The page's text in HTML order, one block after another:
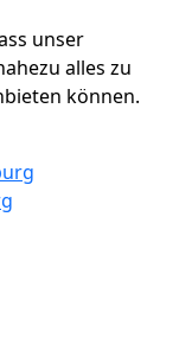
unser
alles zu
können.